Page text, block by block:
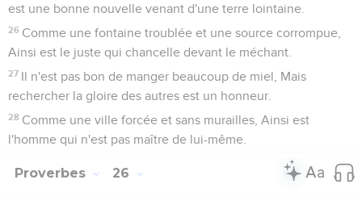
est une bonne nouvelle venant d'une terre lointaine.
26 Comme une fontaine troublée et une source corrompue,
Ainsi est le juste qui chancelle devant le méchant.
27 Il n'est pas bon de manger beaucoup de miel, Mais
rechercher la gloire des autres est un honneur.
28 Comme une ville forcée et sans murailles, Ainsi est
l'homme qui n'est pas maître de lui-même.
Proverbes 26